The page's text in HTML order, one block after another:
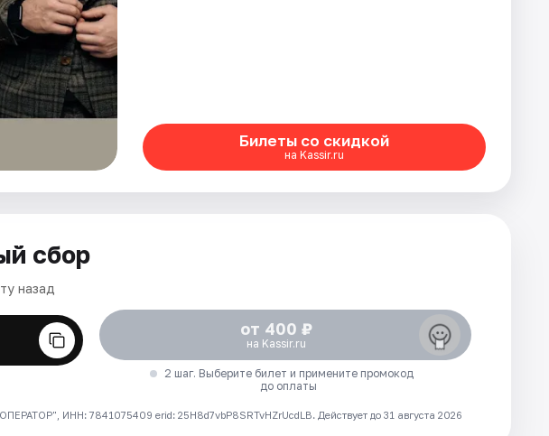
Билеты со скидкой
на Kassir.ru
сбор
назад
от 400 ₽
на Kassir.ru
2 шаг. Выберите билет и примените промокод
до оплаты
ИНН: 7841075409 erid: 25H8d7vbP8SRTvHZrUcdLB. Действует до 31 августа 2026